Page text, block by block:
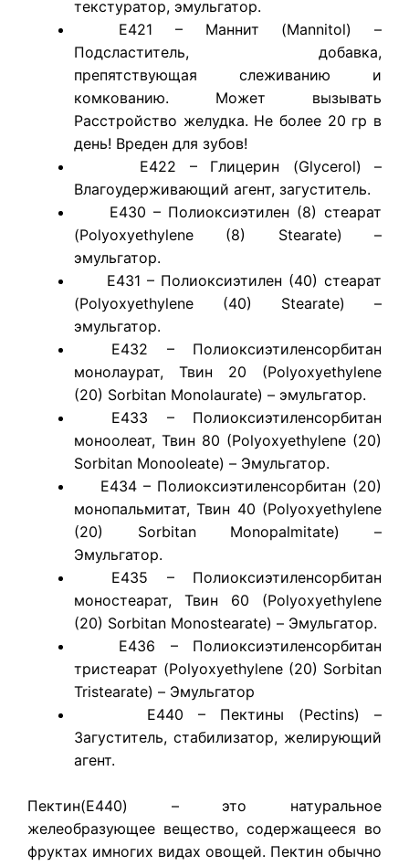
текстуратор, эмульгатор.
E421 – Маннит (Mannitol) –
Подсластитель, добавка,
препятствующая слеживанию и
комкованию. Может вызывать
Расстройство желудка. Не более 20 гр в
день! Вреден для зубов!
E422 – Глицерин (Glycerol) –
Влагоудерживающий агент, загуститель.
E430 – Полиоксиэтилен (8) стеарат
(Polyoxyethylene (8) Stearate) –
эмульгатор.
E431 – Полиоксиэтилен (40) стеарат
(Polyoxyethylene (40) Stearate) –
эмульгатор.
E432 – Полиоксиэтиленсорбитан
монолаурат, Твин 20 (Polyoxyethylene
(20) Sorbitan Monolaurate) – эмульгатор.
E433 – Полиоксиэтиленсорбитан
моноолеат, Твин 80 (Polyoxyethylene (20)
Sorbitan Monooleate) – Эмульгатор.
E434 – Полиоксиэтиленсорбитан (20)
монопальмитат, Твин 40 (Polyoxyethylene
(20) Sorbitan Monopalmitate) –
Эмульгатор.
E435 – Полиоксиэтиленсорбитан
моностеарат, Твин 60 (Polyoxyethylene
(20) Sorbitan Monostearate) – Эмульгатор.
E436 – Полиоксиэтиленсорбитан
тристеарат (Polyoxyethylene (20) Sorbitan
Tristearate) – Эмульгатор
E440 – Пектины (Pectins) –
Загуститель, стабилизатор, желирующий
агент.
​Пектин(Е440) – это натуральное
желеобразующее вещество, содержащееся во
фруктах имногих видах овощей. Пектин обычно